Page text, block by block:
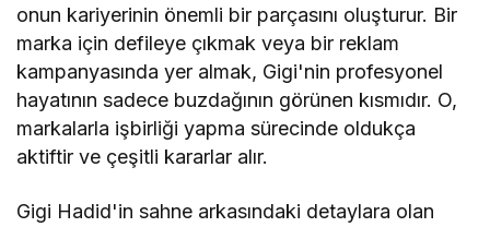
onun kariyerinin önemli bir parçasını oluşturur. Bir
marka için defileye çıkmak veya bir reklam
kampanyasında yer almak, Gigi'nin profesyonel
hayatının sadece buzdağının görünen kısmıdır. O,
markalarla işbirliği yapma sürecinde oldukça
aktiftir ve çeşitli kararlar alır.
Gigi Hadid'in sahne arkasındaki detaylara olan